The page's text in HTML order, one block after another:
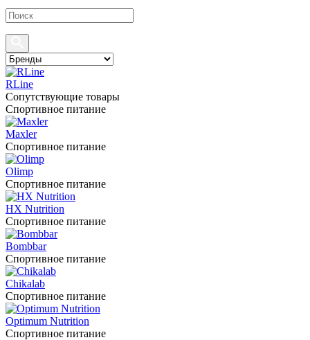
RLine
Сопутствующие товары
Спортивное питание
Maxler
Спортивное питание
Olimp
Спортивное питание
HX Nutrition
Спортивное питание
Bombbar
Спортивное питание
Chikalab
Спортивное питание
Optimum Nutrition
Спортивное питание